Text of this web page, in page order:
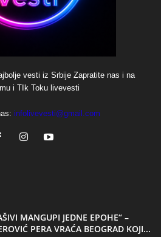
vesti iz Srbije Zapratite nas i na
i TIk Toku livevesti
infolivevesti@gmail.com
MANGUPI JEDNE EPOHE“ –
PERA VRAĆA BEOGRAD KOJI...